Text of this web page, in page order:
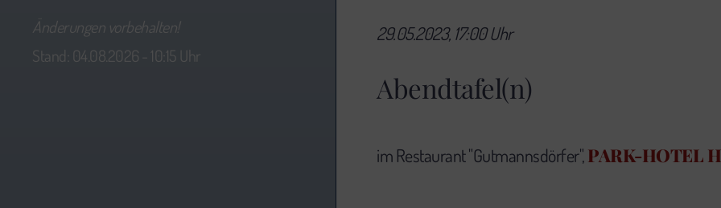
Änderungen vorbehalten!
Stand: 04.08.2026 - 10:15 Uhr
Abendtafel(n)
29.05.2023, 17:00 Uhr
im Restaurant "Gutmannsdörfer",PARK-HOTEL